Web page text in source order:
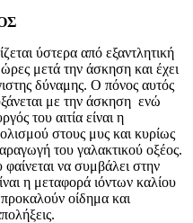
ύστερα από εξαντλητική
μετά την άσκηση και έχει
δύναμης. Ο πόνος αυτός
με την άσκηση ενώ
του αιτία είναι η
στους μυς και κυρίως
του γαλακτικού οξέος.
να συμβάλει στην
η μεταφορά ιόντων καλίου
οίδημα και